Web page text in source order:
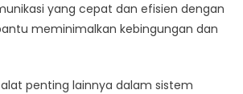
yang cepat dan efisien dengan
meminimalkan kebingungan dan
penting lainnya dalam sistem